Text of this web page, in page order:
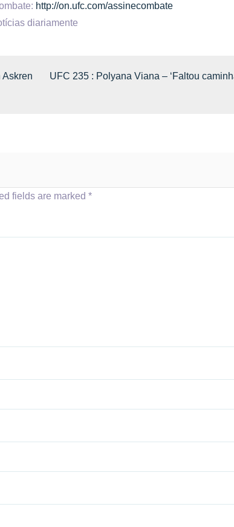
http://on.ufc.com/assinecombate
diariamente
Askren
UFC 235 : Polyana Viana – ‘Faltou
fields are marked *